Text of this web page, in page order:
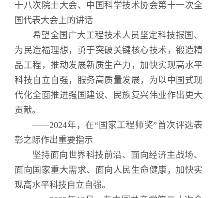
十八次院士大会、中国科学技术协会第十一次全
国代表大会上的讲话
希望全国广大工程技术人员坚定科技报国、
为民造福理想，勇于突破关键核心技术，锻造精
品工程，推动发展新质生产力，加快实现高水平
科技自立自强，服务高质量发展，为以中国式现
代化全面推进强国建设、民族复兴伟业作出更大
贡献。
——2024年，在“国家工程师奖”首次评选表
彰之际作出重要指示
坚持面向世界科技前沿、面向经济主战场、
面向国家重大需求、面向人民生命健康，加快实
现高水平科技自立自强。